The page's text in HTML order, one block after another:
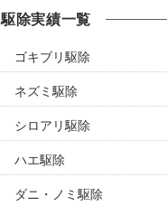
駆除実績一覧
ゴキブリ駆除
ネズミ駆除
シロアリ駆除
ハエ駆除
ダニ・ノミ駆除